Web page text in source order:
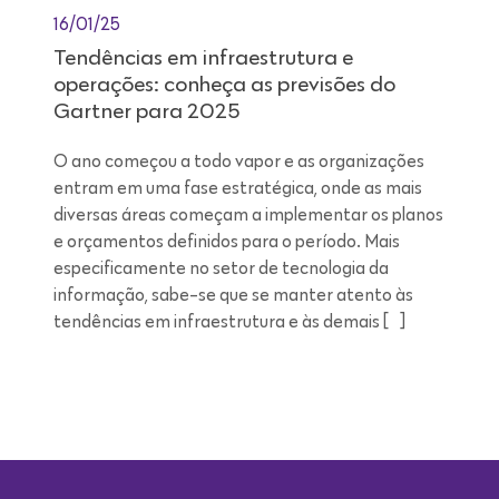
16/01/25
Tendências em infraestrutura e
operações: conheça as previsões do
Gartner para 2025
O ano começou a todo vapor e as organizações
entram em uma fase estratégica, onde as mais
diversas áreas começam a implementar os planos
e orçamentos definidos para o período. Mais
especificamente no setor de tecnologia da
informação, sabe-se que se manter atento às
tendências em infraestrutura e às demais […]